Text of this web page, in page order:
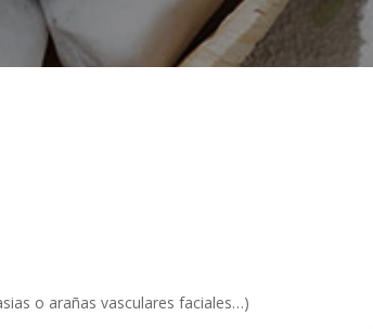
o arañas vasculares faciales…)